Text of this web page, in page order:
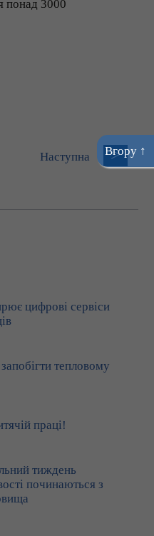
понад 3000
Наступна >
цифрові сервіси
тепловому
праці!
тиждень
починаються з
Вгору ↑